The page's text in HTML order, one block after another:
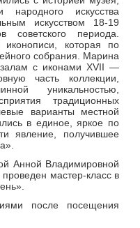
народного искусства
искусством 18-19
периода.
иконописи, которая по
собрания. Марина
залам с иконами XVII —
часть коллекции,
уникальностью,
традиционных
варианты местной
в единое, яркое по
явление, получившее
Анной Владимировной
мастер-класс в
после посещения